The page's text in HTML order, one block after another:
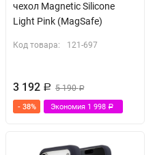
чехол Magnetic Silicone
Light Pink (MagSafe)
Код товара: 121-697
3 192 Р 5 190Р
- 38% Экономия 1 998 Р